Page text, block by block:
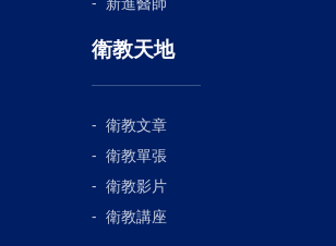
謝媒體報導︰自由新聞中廣新聞華
利於患者。手術傷口小，癒合後不
需在肋骨下劃開近40公分的「賓
西手術減少了術中出血量和對周圍
術後痛感。如患者身體狀況許可的
院，而傳統開放手術約住院14
數天。以62歲的王先生而論，因考
計畫，也僅住了5天即返家休養。
根據腫瘤位置不同，將採取相應的
先生的情況，經評估後認為達文西
衛教天地
衛教文章
衛教單張
衛教影片
衛教講座